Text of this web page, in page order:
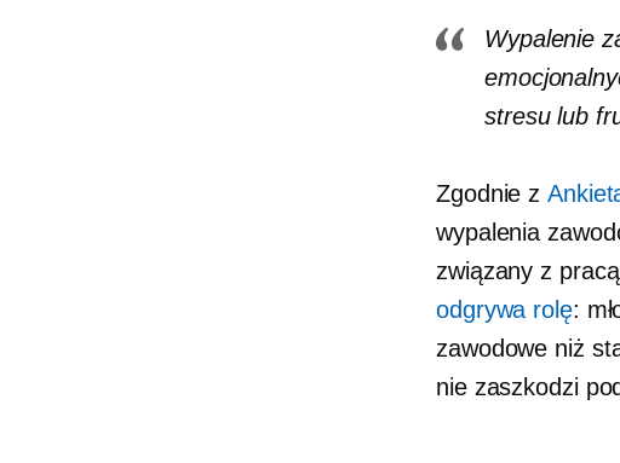
Wypalenie
stresu lub
Zgodnie z
wypalenia
związany z pracą
odgrywa rolę:
zawodowe niż
nie zaszkodzi